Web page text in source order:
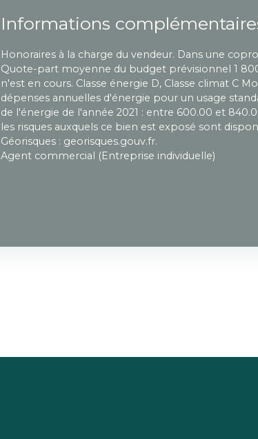
Informations
Honoraires à la charge du vendeur. Dans une
Quote-part moyenne du budget prévisionnel 1
n'est en cours. Classe énergie D, Classe climat C
dépenses annuelles d'énergie pour un usage
de l'énergie de l'année 2021 : entre 600.00 et
les risques auxquels ce bien est exposé sont
Géorisques : georisques.gouv.fr.
Agent commercial (Entreprise individuelle)